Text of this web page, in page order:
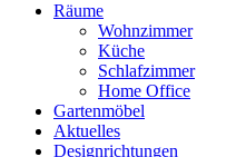
Räume
Wohnzimmer
Küche
Schlafzimmer
Home Office
Gartenmöbel
Aktuelles
Designrichtungen